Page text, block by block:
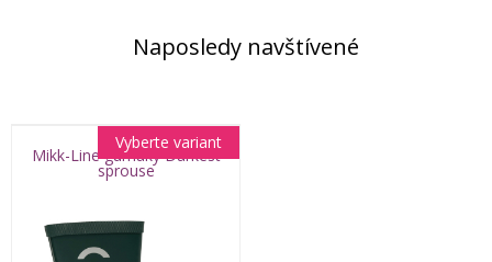
Naposledy navštívené
Mikk-Line gumáky Darkest
sprouse
Vyberte variant